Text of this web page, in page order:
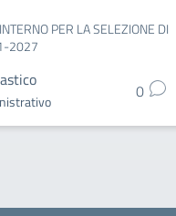
PER LA SELEZIONE DI
2027
0